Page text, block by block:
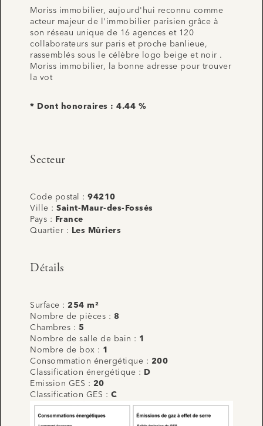
Moriss immobilier, aujourd'hui reconnu comme
acteur majeur de l'immobilier parisien grâce à
son réseau unique de 16 agences et 120
collaborateurs sur paris et proche banlieue,
rassemblés sous le célèbre logo beige et noir .
Moriss immobilier, la bonne adresse pour trouver
la vot
* Dont honoraires : 4.44 %
Secteur
Code postal : 94210
Ville : Saint-Maur-des-Fossés
Pays :
France
Quartier :
Les Mûriers
Détails
Surface : 254 m²
Nombre de pièces : 8
Chambres : 5
Nombre de salle de bain : 1
Nombre de box : 1
Consommation énergétique : 200
Classification énergétique :
D
Emission GES : 20
Classification GES : C